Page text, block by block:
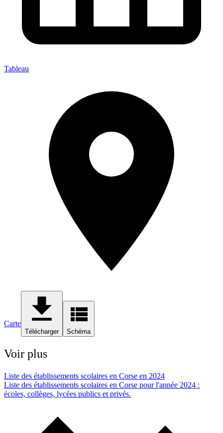
Tableau
Carte
Télécharger Schéma
Voir plus
Liste des établissements scolaires en Corse en 2024
Liste des établissements scolaires en Corse pour l'année 2024 :
écoles, collèges, lycées publics et privés.